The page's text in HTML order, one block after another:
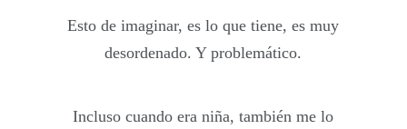
Esto de imaginar, es lo que tiene, es muy
desordenado. Y problemático.
Incluso cuando era niña, también me lo